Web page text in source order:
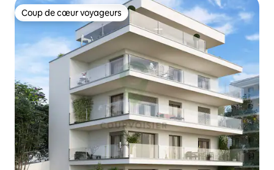
Coup de cœur voyageurs
Coup de cœur voyageurs